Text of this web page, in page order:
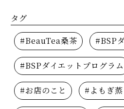
タグ
#BeauTea桑茶 #BSP
#BSPダイエットプログラム
#お店のこと #よもぎ